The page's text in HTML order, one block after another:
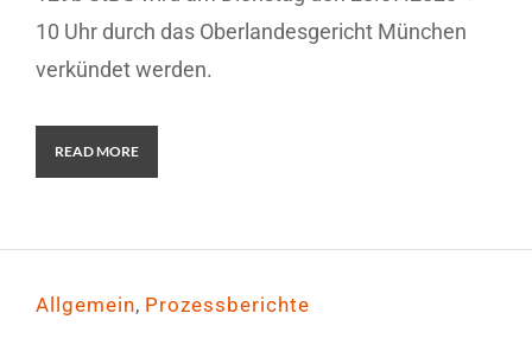
10 Uhr durch das Oberlandesgericht München
verkündet werden.
READ MORE
Allgemein, Prozessberichte